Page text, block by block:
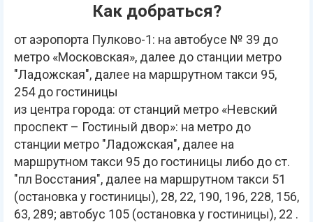
Как добраться?
от аэропорта Пулково-1: на автобусе № 39 до
метро «Московская», далее до станции метро
"Ладожская", далее на маршрутном такси 95,
254 до гостиницы
из центра города: от станций метро «Невский
проспект – Гостиный двор»: на метро до
станции метро "Ладожская", далее на
маршрутном такси 95 до гостиницы либо до ст.
"пл Восстания", далее на маршрутном такси 51
(остановка у гостиницы), 28, 22, 190, 196, 228, 156,
63, 289; автобус 105 (остановка у гостиницы), 22 .